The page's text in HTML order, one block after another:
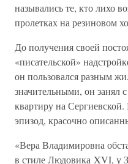
назывались те, кто лихо
пролетках на резиновом
До получения своей
«писательской»
он пользовался разным
значительными, он занял
квартиру на
эпизод, красочно
«Вера Владимировна
в стиле Людовика XVI, у